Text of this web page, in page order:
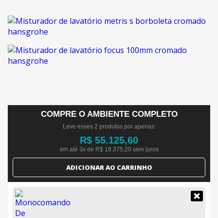
COMPRE O AMBIENTE COMPLETO
Leve esses 2 produtos por apenas:
R$ 55.125,60
em até 3x de R$ 18.375,20 sem juros
ADICIONAR AO CARRINHO